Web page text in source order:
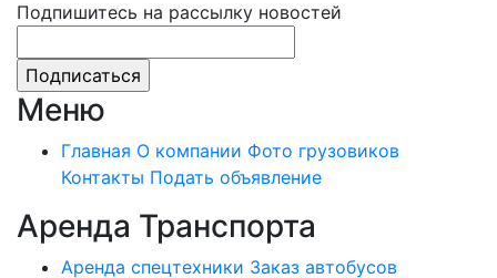
Подпишитесь на рассылку новостей
Меню
Главная О компании Фото грузовиков
Контакты Подать объявление
Аренда Транспорта
Аренда спецтехники Заказ автобусов